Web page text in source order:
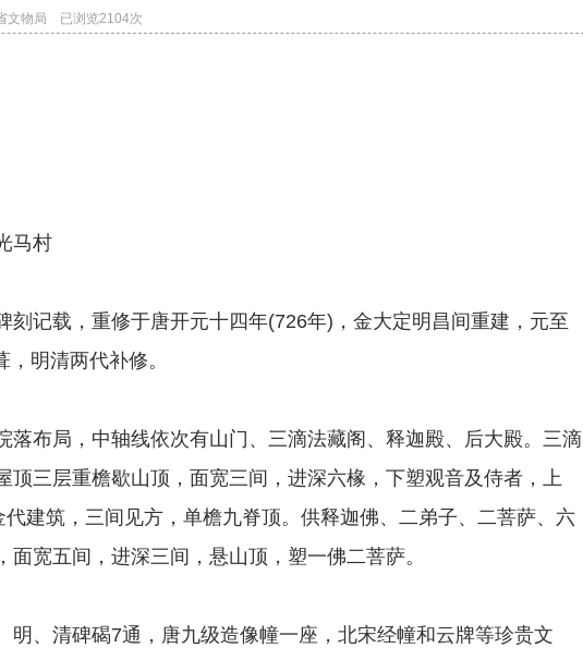
文物局 已浏览2104次
马村
记载，重修于唐开元十四年(726年)，金大定明昌间重建，元至
明清两代补修。
布局，中轴线依次有山门、三滴法藏阁、释迦殿、后大殿。三滴
顶三层重檐歇山顶，面宽三间，进深六椽，下塑观音及侍者，上
代建筑，三间见方，单檐九脊顶。供释迦佛、二弟子、二菩萨、六
面宽五间，进深三间，悬山顶，塑一佛二菩萨。
、清碑碣7通，唐九级造像幢一座，北宋经幢和云牌等珍贵文